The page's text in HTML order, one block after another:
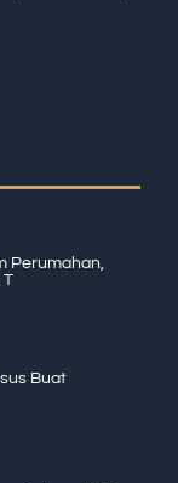
Perumahan,
T
Buat